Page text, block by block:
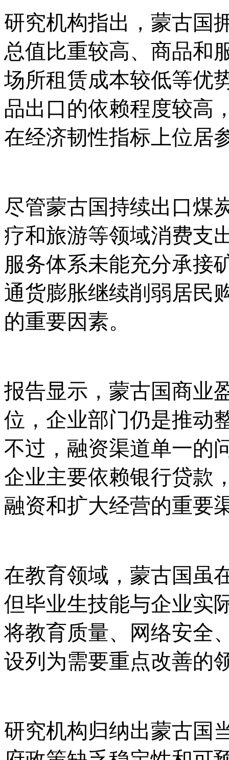
研究机构指出，蒙古国
总值比重较高、商品和
场所租赁成本较低等优
品出口的依赖程度较高
在经济韧性指标上位居
尽管蒙古国持续出口煤
疗和旅游等领域消费支
服务体系未能充分承接
通货膨胀继续削弱居民
的重要因素。
报告显示，蒙古国商业
位，企业部门仍是推动
不过，融资渠道单一的
企业主要依赖银行贷款
融资和扩大经营的重要
在教育领域，蒙古国虽
但毕业生技能与企业实
将教育质量、网络安全
设列为需要重点改善的
研究机构归纳出蒙古国